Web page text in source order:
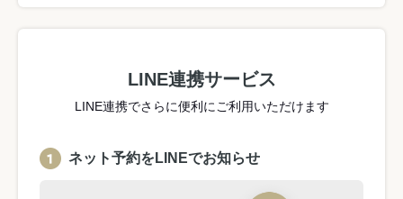
LINE連携サービス
LINE連携でさらに便利にご利用いただけます
ネット予約をLINEでお知らせ